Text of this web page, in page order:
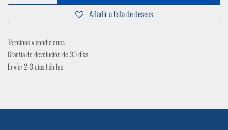
Añadir a lista de deseos
Términos y condiciones
Grantía de devolución de 30 días
Envío: 2-3 días hábiles